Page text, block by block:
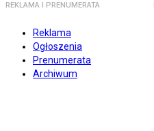
REKLAMA I PRENUMERATA
Reklama
Ogłoszenia
Prenumerata
Archiwum